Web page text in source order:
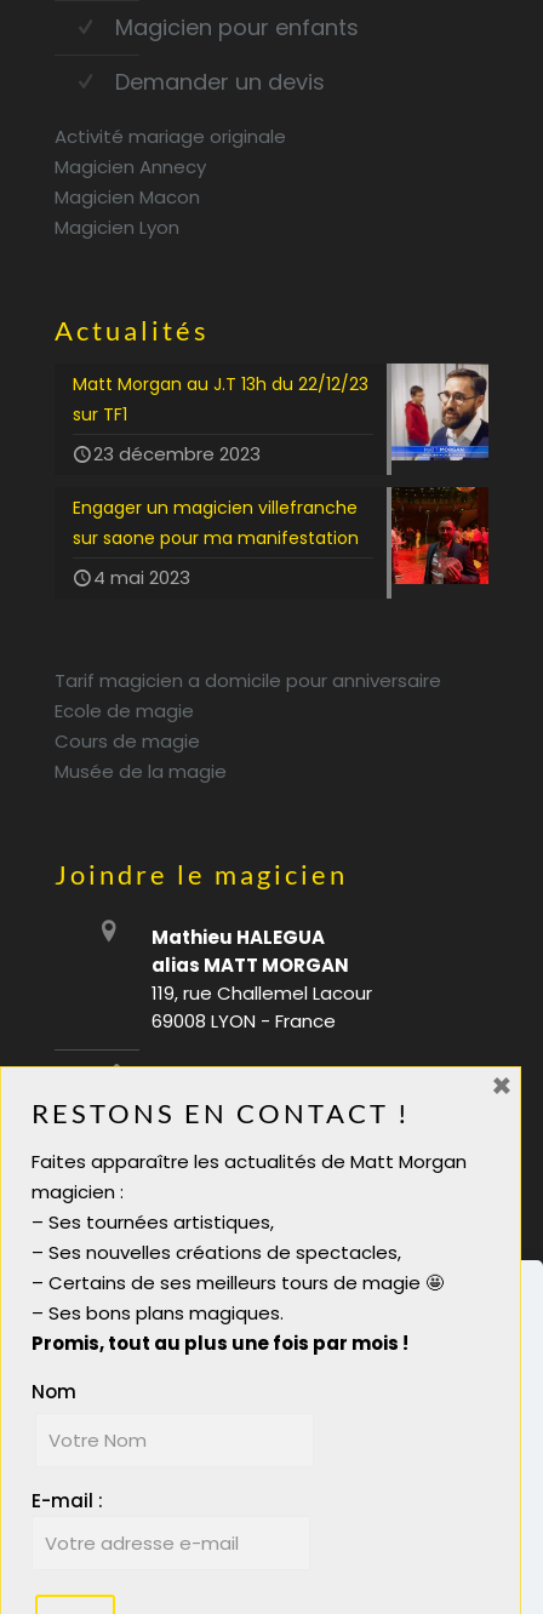
Magicien pour enfants
Demander un devis
Activité mariage originale
Magicien Annecy
Magicien Macon
Magicien Lyon
Actualités
Matt Morgan au J.T 13h du 22/12/23
sur TF1
23 décembre 2023
Engager un magicien villefranche
sur saone pour ma manifestation
4 mai 2023
Tarif magicien a domicile pour anniversaire
Ecole de magie
Cours de magie
Musée de la magie
Joindre le magicien
Mathieu HALEGUA
alias MATT MORGAN
119, rue Challemel Lacour
69008 LYON - France
Magicien soirée tarif
Magicien pour soirée
Magicien close up lyon
Magicien close-up
Boostacom
meilleure expérience sur notre site. Si vous
que vous acceptez l'utilisation des cookies.
RESTONS EN CONTACT !
Faites apparaître les actualités de Matt Morgan
magicien :
– Ses tournées artistiques,
– Ses nouvelles créations de spectacles,
– Certains de ses meilleurs tours de magie 🤩
– Ses bons plans magiques.
Promis, tout au plus une fois par mois !
Nom
E-mail :
×